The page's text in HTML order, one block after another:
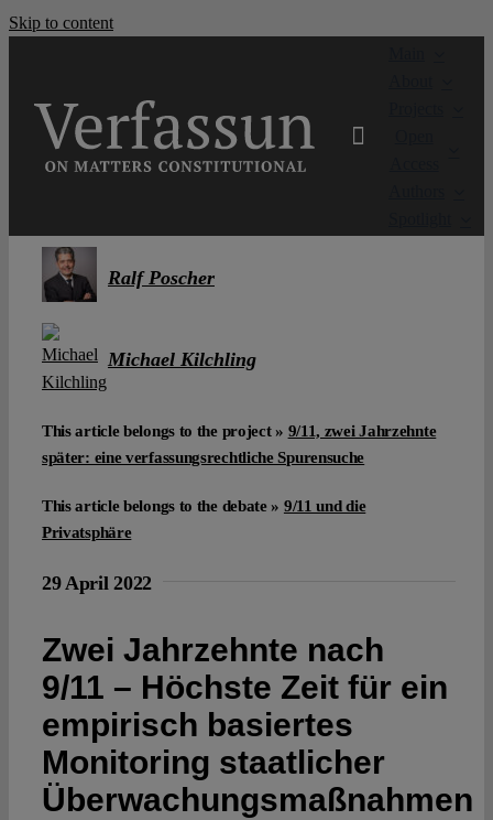
Skip to content
Ralf Poscher
Michael Kilchling
This article belongs to the project » 9/11, zwei Jahrzehnte
später: eine verfassungsrechtliche Spurensuche
This article belongs to the debate » 9/11 und die
Privatsphäre
29 April 2022
Zwei Jahrzehnte nach
9/11 – Höchste Zeit für ein
empirisch basiertes
Monitoring staatlicher
Überwachungsmaßnahmen